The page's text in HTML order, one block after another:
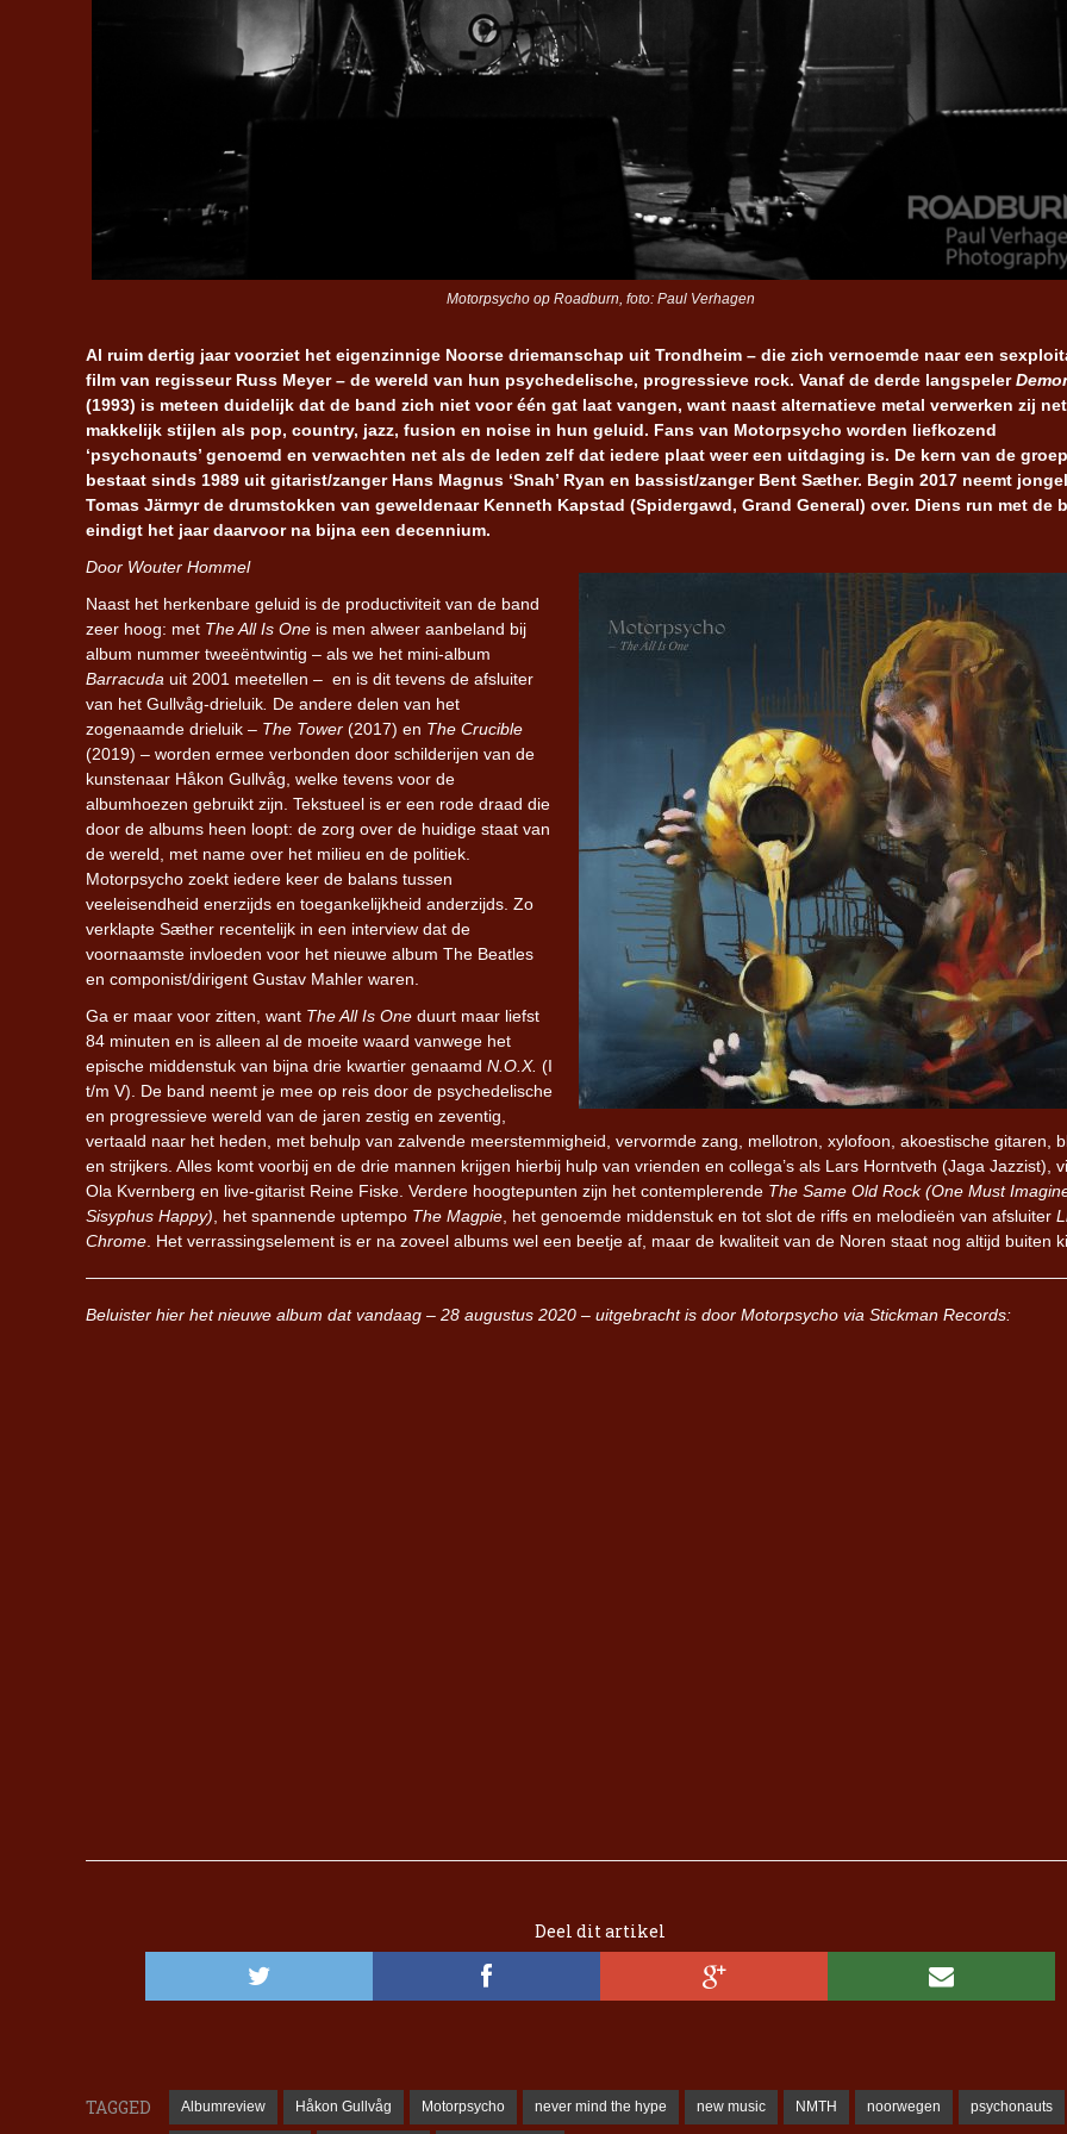
Motorpsycho op Roadburn, foto: Paul Verhagen
Al ruim dertig jaar voorziet het eigenzinnige Noorse driemanschap uit Trondheim – die zich vernoemde naar een
film van regisseur Russ Meyer – de wereld van hun psychedelische, progressieve rock. Vanaf de derde langspeler
(1993) is meteen duidelijk dat de band zich niet voor één gat laat vangen, want naast alternatieve metal verwerken zij
makkelijk stijlen als pop, country, jazz, fusion en noise in hun geluid. Fans van Motorpsycho worden liefkozend
‘psychonauts’ genoemd en verwachten net als de leden zelf dat iedere plaat weer een uitdaging is. De kern van de groep
bestaat sinds 1989 uit gitarist/zanger Hans Magnus ‘Snah’ Ryan en bassist/zanger Bent Sæther. Begin 2017 neemt
Tomas Järmyr de drumstokken van geweldenaar Kenneth Kapstad (Spidergawd, Grand General) over. Diens run met de
eindigt het jaar daarvoor na bijna een decennium.
Door Wouter Hommel
Naast het herkenbare geluid is de productiviteit van de band
zeer hoog: met The All Is One is men alweer aanbeland bij
album nummer tweeëntwintig – als we het mini-album
Barracuda uit 2001 meetellen – en is dit tevens de afsluiter
van het Gullvåg-drieluik. De andere delen van het
zogenaamde drieluik – The Tower (2017) en The Crucible
(2019) – worden ermee verbonden door schilderijen van de
kunstenaar Håkon Gullvåg, welke tevens voor de
albumhoezen gebruikt zijn. Tekstueel is er een rode draad die
door de albums heen loopt: de zorg over de huidige staat van
de wereld, met name over het milieu en de politiek.
Motorpsycho zoekt iedere keer de balans tussen
veeleisendheid enerzijds en toegankelijkheid anderzijds. Zo
verklapte Sæther recentelijk in een interview dat de
voornaamste invloeden voor het nieuwe album The Beatles
en componist/dirigent Gustav Mahler waren.
Ga er maar voor zitten, want The All Is One duurt maar liefst
84 minuten en is alleen al de moeite waard vanwege het
epische middenstuk van bijna drie kwartier genaamd N.O.X. (I
t/m V). De band neemt je mee op reis door de psychedelische
en progressieve wereld van de jaren zestig en zeventig,
vertaald naar het heden, met behulp van zalvende meerstemmigheid, vervormde zang, mellotron, xylofoon, akoestische gitaren,
en strijkers. Alles komt voorbij en de drie mannen krijgen hierbij hulp van vrienden en collega’s als Lars Horntveth (Jaga Jazzist),
Ola Kvernberg en live-gitarist Reine Fiske. Verdere hoogtepunten zijn het contemplerende The Same Old Rock (One Must
Sisyphus Happy), het spannende uptempo The Magpie, het genoemde middenstuk en tot slot de riffs en melodieën van afsluiter
Chrome. Het verrassingselement is er na zoveel albums wel een beetje af, maar de kwaliteit van de Noren staat nog altijd buiten
Beluister hier het nieuwe album dat vandaag – 28 augustus 2020 – uitgebracht is door Motorpsycho via Stickman Records:
Deel dit artikel
TAGGED Albumreview Håkon Gullvåg Motorpsycho never mind the hype new music NMTH noorwegen psychonauts
Iron Jinn doopt vers epos
Futurist en munt Reich and
Roll-stijl